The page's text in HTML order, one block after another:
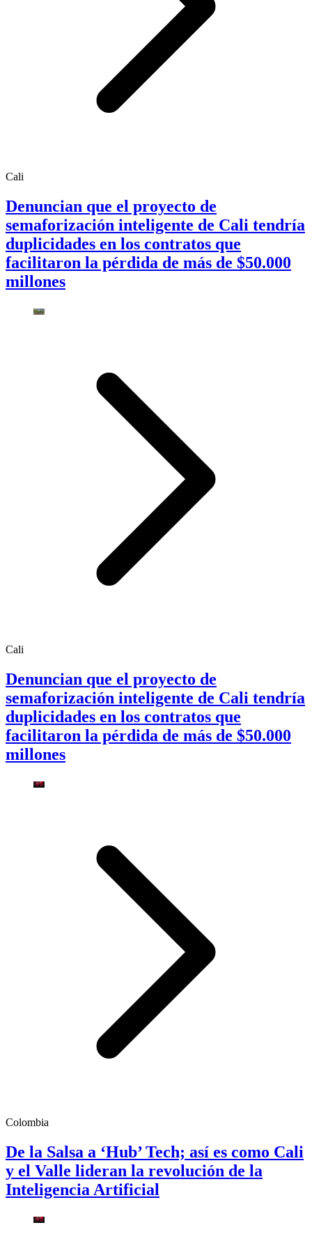
Cali
Denuncian que el proyecto de
semaforización inteligente de Cali tendría
duplicidades en los contratos que
facilitaron la pérdida de más de $50.000
millones
Cali
Denuncian que el proyecto de
semaforización inteligente de Cali tendría
duplicidades en los contratos que
facilitaron la pérdida de más de $50.000
millones
Colombia
De la Salsa a ‘Hub’ Tech; así es como Cali
y el Valle lideran la revolución de la
Inteligencia Artificial